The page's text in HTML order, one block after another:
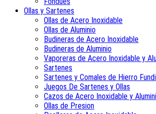
Ollas y Sartenes
Ollas de Acero Inoxidable
Ollas de Aluminio
Budineras de Acero Inoxidable
Budineras de Aluminio
Vaporeras de Acero Inoxidable y
Sartenes
Sartenes y Comales de Hierro
Juegos De Sartenes y Ollas
Cazos de Acero Inoxidable y
Ollas de Presion